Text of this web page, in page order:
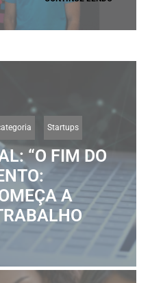
Startups
“O FIM DO
A